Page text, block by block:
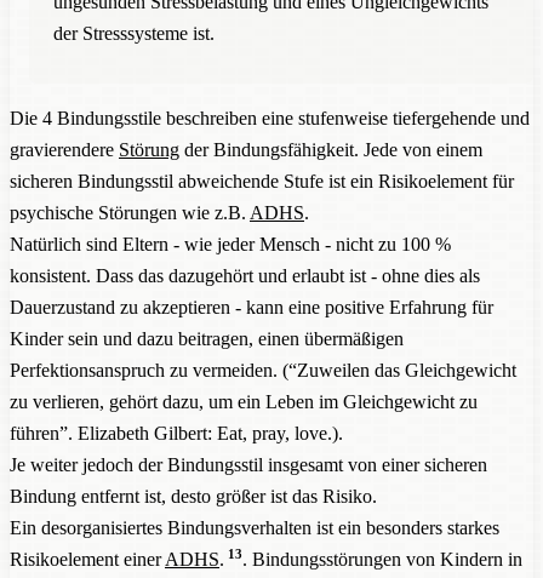
der Stresssysteme ist.
Die 4 Bindungsstile beschreiben eine stufenweise tiefergehende und
gravierendere Störung der Bindungsfähigkeit. Jede von einem
sicheren Bindungsstil abweichende Stufe ist ein Risikoelement für
psychische Störungen wie z.B. ADHS.
Natürlich sind Eltern - wie jeder Mensch - nicht zu 100 %
konsistent. Dass das dazugehört und erlaubt ist - ohne dies als
Dauerzustand zu akzeptieren - kann eine positive Erfahrung für
Kinder sein und dazu beitragen, einen übermäßigen
Perfektionsanspruch zu vermeiden. (“Zuweilen das Gleichgewicht
zu verlieren, gehört dazu, um ein Leben im Gleichgewicht zu
führen”. Elizabeth Gilbert: Eat, pray, love.).
Je weiter jedoch der Bindungsstil insgesamt von einer sicheren
Bindung entfernt ist, desto größer ist das Risiko.
Ein desorganisiertes Bindungsverhalten ist ein besonders starkes
Risikoelement einerADHS. 13. Bindungsstörungen von Kindern in